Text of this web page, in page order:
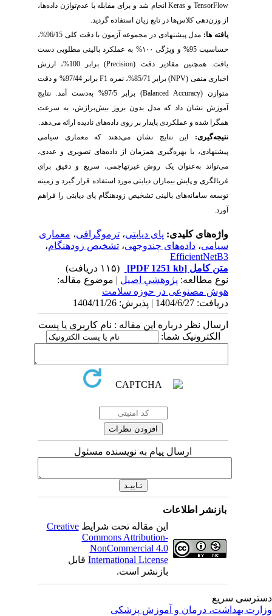
TensorFlow و Keras انجام شد و برای مقابله با عدم‌توازن داده‌ها،
از وزن‌دهی کلاس‌ها در تابع زیان استفاده گردید.
یافته ها:
مدل پیشنهادی در مجموعه آزمون با دقت کلی 96/15%،
حساسیت 95%
و ویژگی ۱۰۰‌% به عملکرد بالینی مطلوبی دست
یافت. همچنین مقادیر دقت (
Precision
) برابر 100%، ارزش
اخباری منفی ( NPV) برابر 85/71%، نمره F1برابر97/44% و دقت
متوازن ( Balanced Accuracy) برابر 97/5
% به‌دست آمد. نتایج
آموزش نشان داد که مدل بدون بروز بیش‌برازش، به سرعت
همگرا شده و عملکردی پایدار بر روی داده‌های نادیده ارائه می‌دهد.
نتیجه‌گیری:
این نتایج نشان می‌دهند که معماری سیامی
پیشنهادی، با بهره‌گیری همزمان از داده‌های تصویری و عددی،
می‌تواند به‌عنوان یک روش غیرتهاجمی، سریع و دقیق برای
غربالگری و پایش بیماران دیابتی مورد استفاده قرار گیرد و زمینه
توسعه سامانه‌های بالینی تشخیص زودهنگام پای دیابتی را فراهم
آورد.
واژه‌های کلیدی:پای دیابتی،ترموگرافی،معماری
سیامی،داده‌های چندوجهی،تشخیص زودهنگام،
EfficientNetB3
متن کامل[PDF 1251 kb]
نوع مطالعه:پژوهشي اصیل| موضوع مقاله:
هوش مصنوعی در حوزه سلامت
دریافت: 1404/6/27 | پذیرش: 1404/11/26
ارسال نظر درباره این مقاله : نام کاربری یا پست
الکترونیک شما:
ارسال پیام به نویسنده مسئول
بازنشر اطلاعات
این مقاله تحت شرایطCreative
Commons Attribution-
NonCommercial 4.0
International Licenseقابل
بازنشر است.
سریع
بهداشت، درمان و آموزش پزشکی